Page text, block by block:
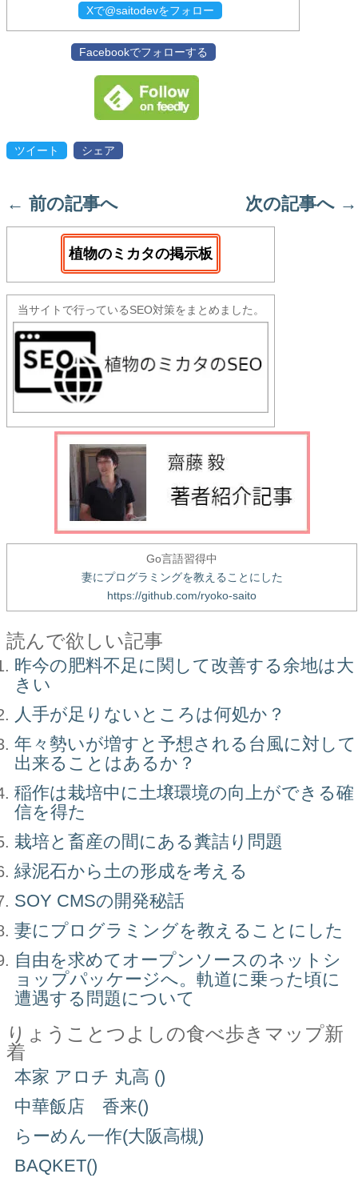
Xで@saitodevをフォロー
Facebookでフォローする
ツイート シェア
← 前の記事へ 次の記事へ →
植物のミカタの掲示板
当サイトで行っているSEO対策をまとめました。
Go言語習得中
妻にプログラミングを教えることにした
https://github.com/ryoko-saito
読んで欲しい記事
昨今の肥料不足に関して改善する余地は大
きい
人手が足りないところは何処か？
年々勢いが増すと予想される台風に対して
出来ることはあるか？
稲作は栽培中に土壌環境の向上ができる確
信を得た
栽培と畜産の間にある糞詰り問題
緑泥石から土の形成を考える
SOY CMSの開発秘話
妻にプログラミングを教えることにした
自由を求めてオープンソースのネットシ
ョップパッケージへ。軌道に乗った頃に
遭遇する問題について
りょうことつよしの食べ歩きマップ新
着
本家 アロチ 丸高 ()
中華飯店 香来()
らーめん一作(大阪高槻)
BAQKET()